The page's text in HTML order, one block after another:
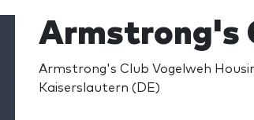
Armstrong's
Armstrong's Club Vogelweh
Kaiserslautern (DE)